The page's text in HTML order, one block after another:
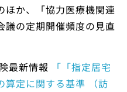
ほか、「協力医療機関連
議の定期開催頻度の見直
最新情報
「「指定居宅
算定に関する基準 （訪